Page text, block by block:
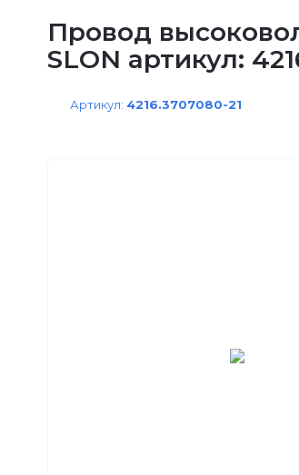
Провод
SLON артикул:
Артикул: 4216.3707080-21